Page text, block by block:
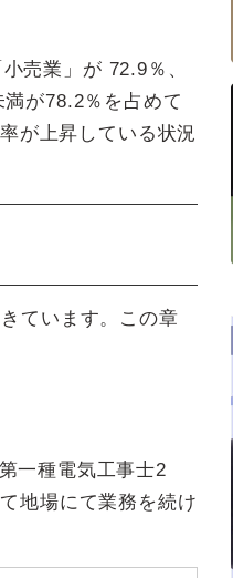
売業」が 72.9％、
が78.2％を占めて
が上昇している状況
ています。この章
一種電気工事士2
地場にて業務を続け